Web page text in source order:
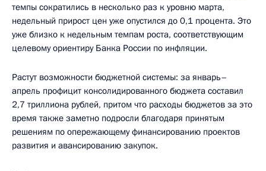
темпы сократились в несколько раз к уровню марта,
недельный прирост цен уже опустился до 0,1 процента. Это
уже близко к недельным темпам роста, соответствующим
целевому ориентиру Банка России по инфляции.
Растут возможности бюджетной системы: за январь–
апрель профицит консолидированного бюджета составил
2,7 триллиона рублей, притом что расходы бюджетов за это
время также заметно подросли благодаря принятым
решениям по опережающему финансированию проектов
развития и авансированию закупок.